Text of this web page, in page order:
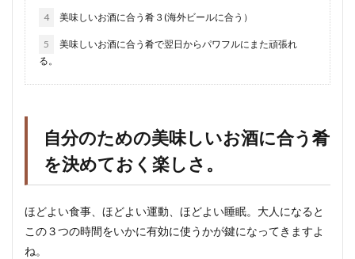
4 美味しいお酒に合う肴３(海外ビールに合う）
5
美味しいお酒に合う肴で翌日からパワフルにまた頑張れ
る。
自分のための美味しいお酒に合う肴
を決めておく楽しさ。
ほどよい食事、ほどよい運動、ほどよい睡眠。大人になると
この３つの時間をいかに有効に使うかが鍵になってきますよ
ね。